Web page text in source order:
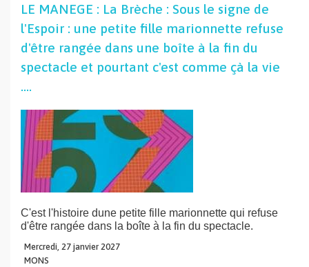
LE MANEGE : La Brèche : Sous le signe de
l'Espoir : une petite fille marionnette refuse
d'être rangée dans une boîte à la fin du
spectacle et pourtant c'est comme çà la vie
....
C'est l'histoire dune petite fille marionnette qui refuse
d'être rangée dans la boîte à la fin du spectacle.
Mercredi, 27 janvier 2027
MONS